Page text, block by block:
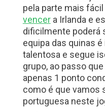
pela parte mais fácil
vencera Irlanda e
dificilmente poderá
equipa das quinas
talentosa e segue
grupo, ao passo
apenas 1 ponto
como é que vamos
portuguesa neste